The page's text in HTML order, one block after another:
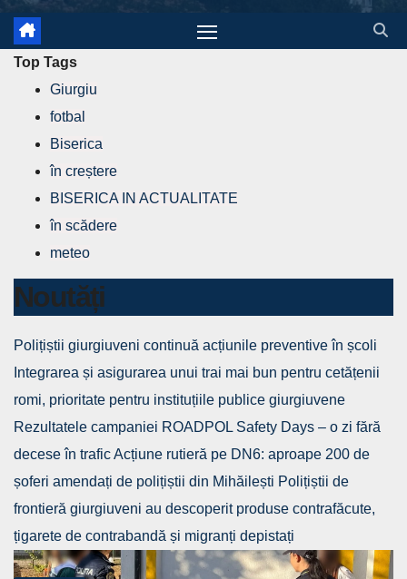
Top Tags
Giurgiu
fotbal
Biserica
în creștere
BISERICA IN ACTUALITATE
în scădere
meteo
Noutăți
Polițiștii giurgiuveni continuă acțiunile preventive în școli
Integrarea și asigurarea unui trai mai bun pentru cetățenii
romi, prioritate pentru instituțiile publice giurgiuvene
Rezultatele campaniei ROADPOL Safety Days – o zi fără
decese în traficAcțiune rutieră pe DN6: aproape 200 de
șoferi amendați de polițiștii din Mihăilești Polițiștii de
frontieră giurgiuveni au descoperit produse contrafăcute,
țigarete de contrabandă și migranți depistați